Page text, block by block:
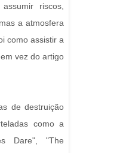
riscos,
a atmosfera
como assistir a
vez do artigo
de destruição
como a
Dare", "The